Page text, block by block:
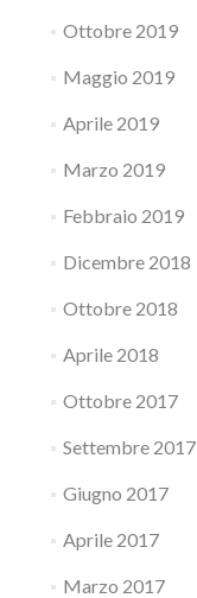
Ottobre 2019
Maggio 2019
Aprile 2019
Marzo 2019
Febbraio 2019
Dicembre 2018
Ottobre 2018
Aprile 2018
Ottobre 2017
Settembre 2017
Giugno 2017
Aprile 2017
Marzo 2017